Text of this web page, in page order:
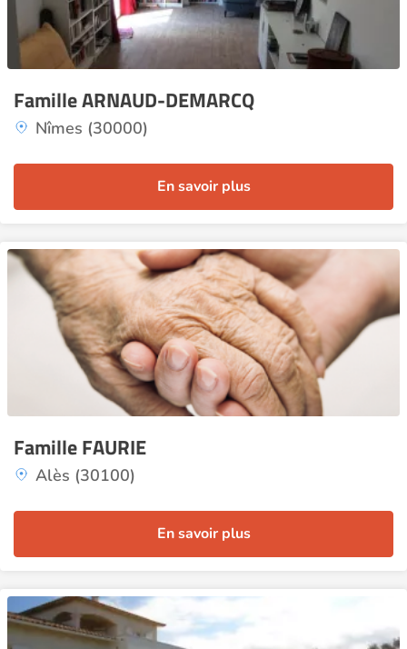
Famille ARNAUD-DEMARCQ
Nîmes (30000)
En savoir plus
Famille FAURIE
Alès (30100)
En savoir plus